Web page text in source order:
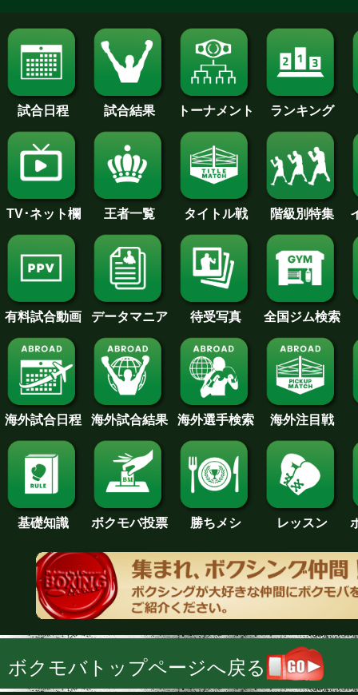
試合日程 試合結果 トーナメント ランキング
TV･ネット欄 王者一覧 タイトル戦 階級別特集
有料試合動画 データマニア 待受写真 全国ジム検索
海外試合日程 海外試合結果 海外選手検索 海外注目戦
基礎知識 ボクモバ投票 勝ちメシ レッスン
ボクモバトップページへ戻る